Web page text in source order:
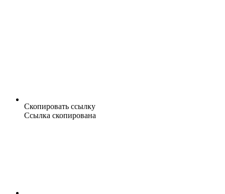
Скопировать ссылку
Ссылка скопирована